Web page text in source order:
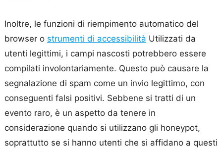
Inoltre, le funzioni di riempimento automatico del
browser o strumenti di accessibilità Utilizzati da
utenti legittimi, i campi nascosti potrebbero essere
compilati involontariamente. Questo può causare la
segnalazione di spam come un invio legittimo, con
conseguenti falsi positivi. Sebbene si tratti di un
evento raro, è un aspetto da tenere in
considerazione quando si utilizzano gli honeypot,
soprattutto se si hanno utenti che si affidano a questi